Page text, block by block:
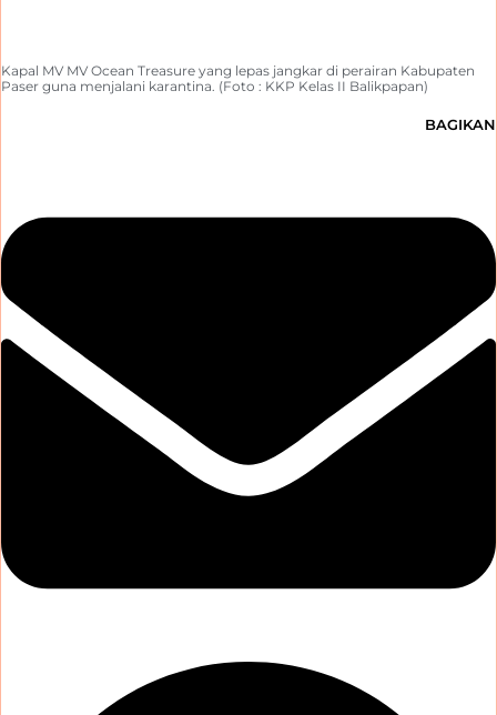
Kapal MV MV Ocean Treasure yang lepas jangkar di perairan Kabupaten
Paser guna menjalani karantina. (Foto : KKP Kelas II Balikpapan)
BAGIKAN